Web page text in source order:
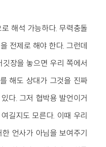
해석 가능하다. 무력충돌
전제로 해야 한다. 그런데
장을 놓으면 우리 쪽에서
해도 상대가 그것을 진짜
다. 그저 협박용 발언이거
길지도 모른다. 이때 우리
언사가 아님을 보여주기